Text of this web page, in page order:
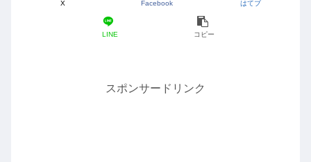
X Facebook はてブ
LINE コピー
スポンサードリンク